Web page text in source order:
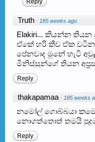
Reply
Truth · 185 weeks ago
Elakiri... කියන්න තියන
ඒක‌ේ හරි කීව ඒක
ප‌ේනවාද මුන‌ේ හැටි
මිනිස්සුන්ගේ තියන
Reply
thakapamaa · 185 weeks
නමෝල් ගොබ්බයා
නොගත්තොත් තමයි
Reply